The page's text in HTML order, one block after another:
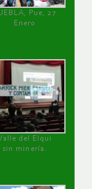
Pue, 27
Enero
del Elqui
sin minería.